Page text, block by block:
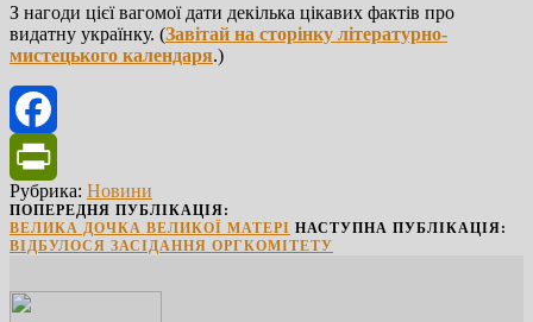
З нагоди цієї вагомої дати декілька цікавих фактів про
видатну українку. (Завітай на сторінку літературно-
мистецького календаря.)
Facebook
PrintFriendly
Рубрика: Новини
ПОПЕРЕДНЯ ПУБЛІКАЦІЯ:
ВЕЛИКА ДОЧКА ВЕЛИКОЇ МАТЕРІ НАСТУПНА ПУБЛІКАЦІЯ:
ВІДБУЛОСЯ ЗАСІДАННЯ ОРГКОМІТЕТУ